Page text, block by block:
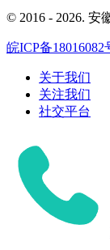
© 2016 - 2026. 安
皖ICP备18016082
关于我们
关注我们
社交平台